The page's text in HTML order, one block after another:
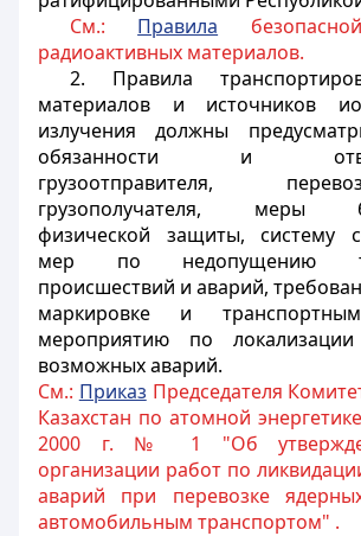
См.: Правила
радиоактивных материалов.
2. Правила
материалов и источников
излучения должны
обязанности и
грузоотправителя,
грузополучателя, меры
физической защиты, систему
мер по недопущению
происшествий и аварий,
маркировке и
мероприятию по локализации
возможных аварий.
См.: Приказ Председателя
Казахстан по атомной
2000 г. № 1 "Об
организации работ по
аварий при перевозке
автомобильным транспортом" .